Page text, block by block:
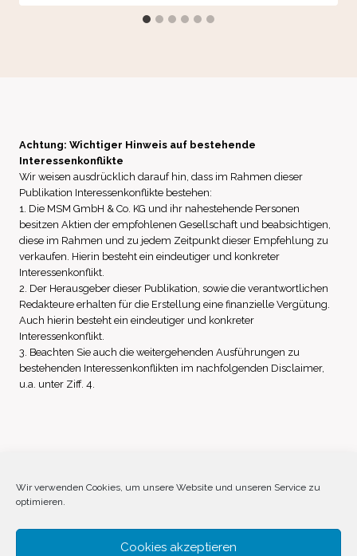
Wir verwenden Cookies, um unsere Website und unseren Service zu
optimieren.
Cookies akzeptieren
Achtung: Wichtiger Hinweis auf bestehende
Interessenkonflikte
Wir weisen ausdrücklich darauf hin, dass im Rahmen dieser
Publikation Interessenkonflikte bestehen:
1. Die MSM GmbH & Co. KG und ihr nahestehende Personen
besitzen Aktien der empfohlenen Gesellschaft und beabsichtigen,
diese im Rahmen und zu jedem Zeitpunkt dieser Empfehlung zu
verkaufen. Hierin besteht ein eindeutiger und konkreter
Interessenkonflikt.
2. Der Herausgeber dieser Publikation, sowie die verantwortlichen
Redakteure erhalten für die Erstellung eine finanzielle Vergütung.
Auch hierin besteht ein eindeutiger und konkreter
Interessenkonflikt.
3. Beachten Sie auch die weitergehenden Ausführungen zu
bestehenden Interessenkonflikten im nachfolgenden Disclaimer,
u.a. unter Ziff. 4.
Impressum Datenschutz
Disclaimer